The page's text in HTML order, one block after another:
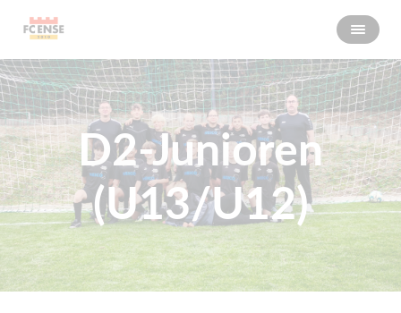
D2-Junioren
(U13/U12)